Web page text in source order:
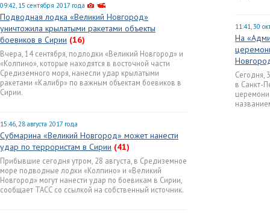
09:42, 15 сентября 2017 года
Подводная лодка «Великий Новгород»
уничтожила крылатыми ракетами объекты
боевиков в Сирии (16)
Вчера, 14 сентября, подлодки «Великий Новгород» и
«Колпино», которые находятся в восточной части
Средиземного моря, нанесли удар крылатыми
ракетами «Калибр» по важным объектам боевиков в
Сирии.
15:46, 28 августа 2017 года
Субмарина «Великий Новгород» может нанести
удар по террористам в Сирии (41)
Прибывшие сегодня утром, 28 августа, в Средиземное
море подводные лодки «Колпино» и «Великий
Новгород» могут нанести удар по боевикам в Сирии,
сообщает ТАСС со ссылкой на собственный источник.
11:41, 30
На
Сегодня,
в Санкт-